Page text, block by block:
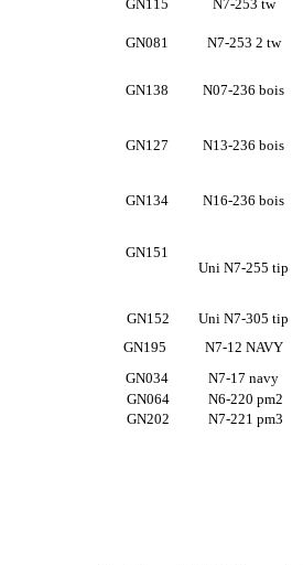
GN115 N7-253 tw
GN081 N7-253 2 tw
GN138 N07-236 bois
GN127 N13-236 bois
GN134 N16-236 bois
GN151
Uni N7-255 tip
GN152 Uni N7-305 tip
GN195
N7-12 NAVY
GN034
N7-17 navy
GN064
N6-220 pm2
GN202
N7-221 pm3